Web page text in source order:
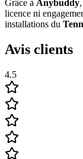
Grâce à Anybuddy
licence ni
installations du
Avis clients
4.5